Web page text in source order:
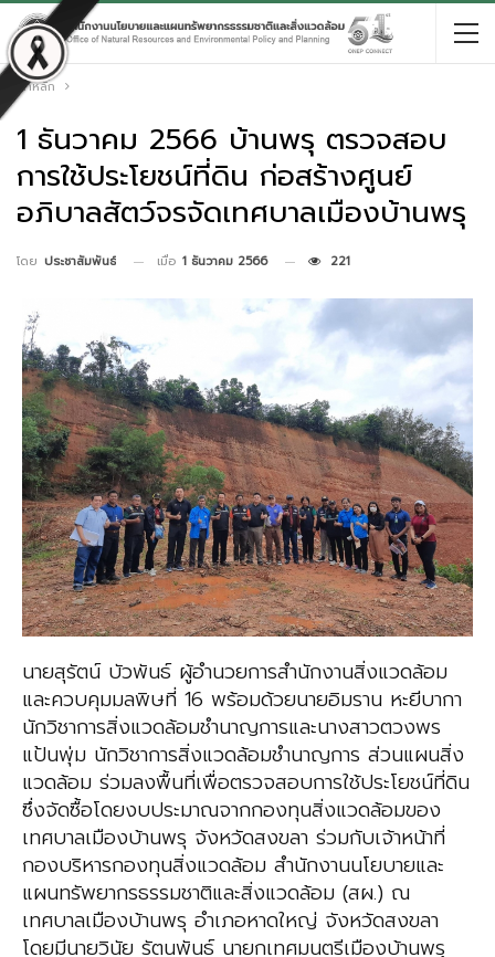
หน้าหลัก
1 ธันวาคม 2566 บ้านพรุ ตรวจสอบ
การใช้ประโยชน์ที่ดิน ก่อสร้างศูนย์
อภิบาลสัตว์จรจัดเทศบาลเมืองบ้านพรุ
โดย ประชาสัมพันธ์ เมื่อ 1 ธันวาคม 2566 221
นายสุรัตน์ บัวพันธ์ ผู้อำนวยการสำนักงานสิ่งแวดล้อม
และควบคุมมลพิษที่ 16 พร้อมด้วยนายอิมราน หะยีบากา
นักวิชาการสิ่งแวดล้อมชำนาญการและนางสาวตวงพร
แป้นพุ่ม นักวิชาการสิ่งแวดล้อมชำนาญการ ส่วนแผนสิ่ง
แวดล้อม ร่วมลงพื้นที่เพื่อตรวจสอบการใช้ประโยชน์ที่ดิน
ซึ่งจัดซื้อโดยงบประมาณจากกองทุนสิ่งแวดล้อมของ
เทศบาลเมืองบ้านพรุ จังหวัดสงขลา ร่วมกับเจ้าหน้าที่
กองบริหารกองทุนสิ่งแวดล้อม สำนักงานนโยบายและ
แผนทรัพยากรธรรมชาติและสิ่งแวดล้อม (สผ.) ณ
เทศบาลเมืองบ้านพรุ อำเภอหาดใหญ่ จังหวัดสงขลา
โดยมีนายวินัย รัตนพันธ์ นายกเทศมนตรีเมืองบ้านพรุ